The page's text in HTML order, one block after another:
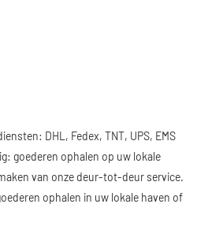
DHL, Fedex, TNT, UPS, EMS
van onze deur-tot-deur service.